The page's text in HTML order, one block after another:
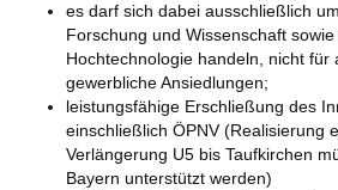
es darf sich dabei ausschließlich
Forschung und Wissenschaft
Hochtechnologie handeln, nicht für
gewerbliche Ansiedlungen;
leistungsfähige Erschließung des
einschließlich ÖPNV (Realisierung
Verlängerung U5 bis Taufkirchen
Bayern unterstützt werden)